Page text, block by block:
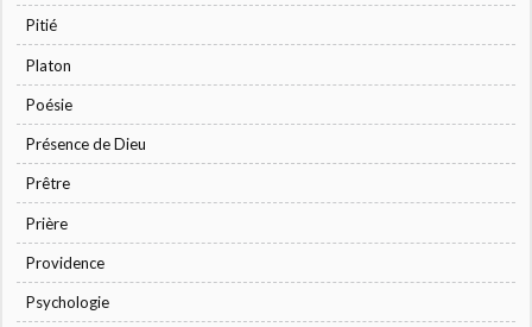
Pitié
Platon
Poésie
Présence de Dieu
Prêtre
Prière
Providence
Psychologie